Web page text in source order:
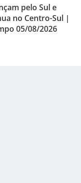
pelo Sul e
no Centro-Sul |
05/08/2026